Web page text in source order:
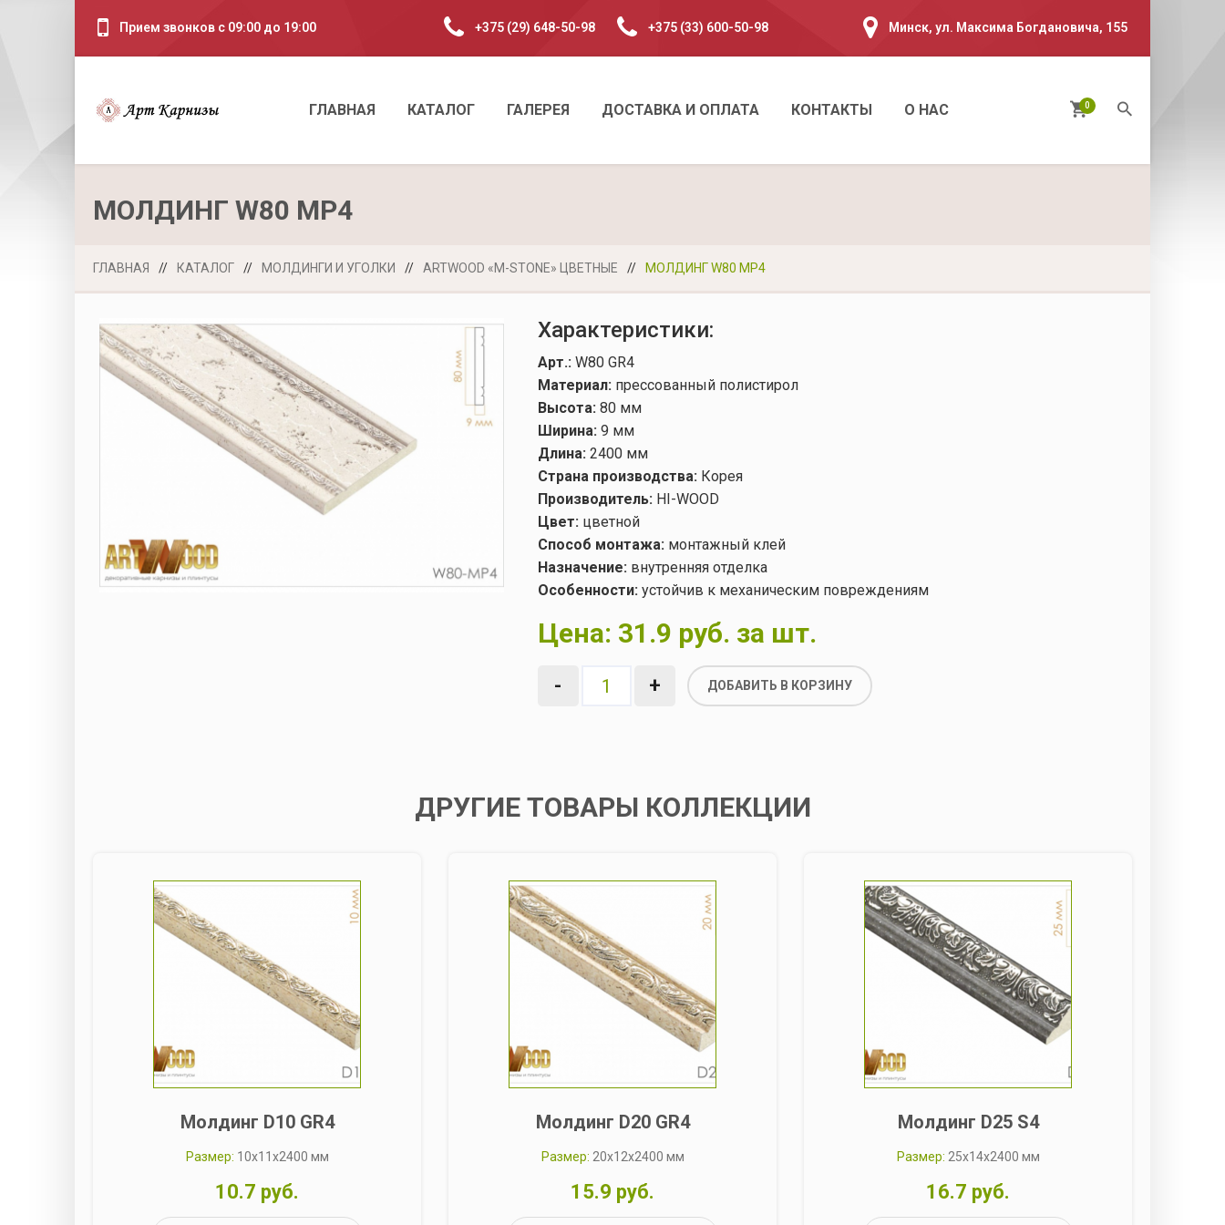
Прием звонков с 09:00 до 19:00 +375 (29) 648-50-98 +375 (33) 600-50-98 Минск, ул. Максима Богдановича, 155
ГЛАВНАЯ КАТАЛОГ ГАЛЕРЕЯ ДОСТАВКА И ОПЛАТА КОНТАКТЫ О НАС 0
МОЛДИНГ W80 MP4
ГЛАВНАЯ // КАТАЛОГ // МОЛДИНГИ И УГОЛКИ // ARTWOOD «M-STONE» ЦВЕТНЫЕ // МОЛДИНГ W80 MP4
Характеристики:
Арт.:W80 GR4
Материал:прессованный полистирол
Высота:80 мм
Ширина:9 мм
Длина:2400 мм
Страна производства:Корея
Производитель:HI-WOOD
Цвет:цветной
Способ монтажа:монтажный клей
Назначение:внутренняя отделка
Особенности:устойчив к механическим повреждениям
Цена: 31.9 руб. за шт.
- + ДОБАВИТЬ В КОРЗИНУ
ДРУГИЕ ТОВАРЫ КОЛЛЕКЦИИ
Молдинг D10 GR4
Размер: 10x11x2400 мм
10.7 руб.
Молдинг D20 GR4
Размер: 20x12x2400 мм
15.9 руб.
Молдинг D25 S4
Размер: 25x14x2400 мм
16.7 руб.